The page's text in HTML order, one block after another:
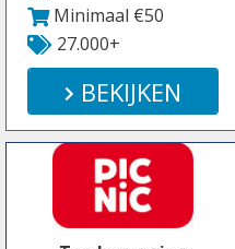
Minimaal €50
27.000+
BEKIJKEN